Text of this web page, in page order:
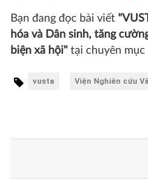
Bạn đang đọc bài viết
hóa và Dân sinh, tăng
biện xã hội" tại chuyên mục
vusta Viện Nghiên cứu